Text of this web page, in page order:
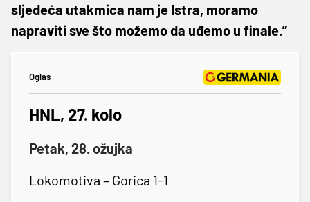
sljedeća utakmica nam je Istra, moramo
napraviti sve što možemo da uđemo u finale.”
Oglas
HNL, 27. kolo
Petak, 28. ožujka
Lokomotiva – Gorica 1-1